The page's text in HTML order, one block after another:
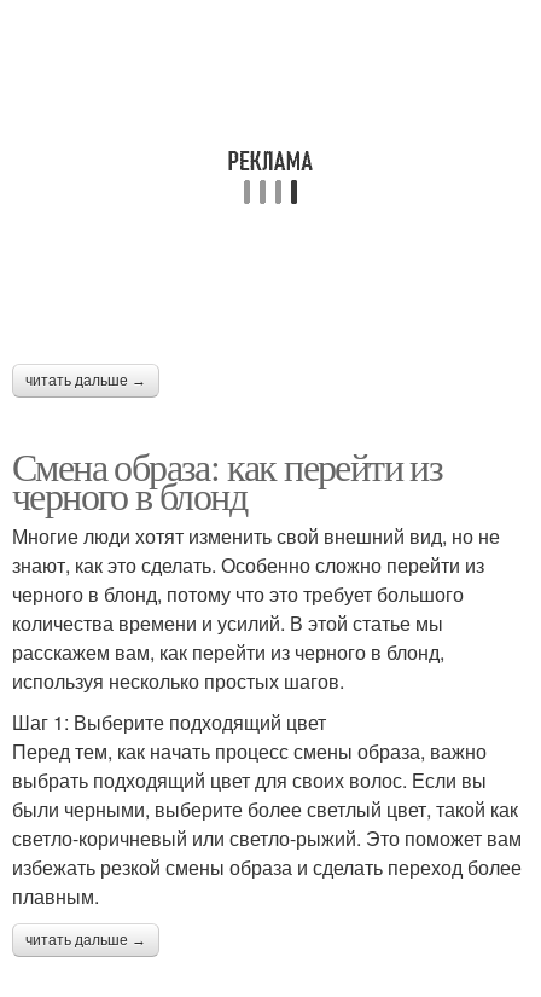
читать дальше →
Смена образа: как перейти из
черного в блонд
Многие люди хотят изменить свой внешний вид, но не
знают, как это сделать. Особенно сложно перейти из
черного в блонд, потому что это требует большого
количества времени и усилий. В этой статье мы
расскажем вам, как перейти из черного в блонд,
используя несколько простых шагов.
Шаг 1: Выберите подходящий цвет
Перед тем, как начать процесс смены образа, важно
выбрать подходящий цвет для своих волос. Если вы
были черными, выберите более светлый цвет, такой как
светло-коричневый или светло-рыжий. Это поможет вам
избежать резкой смены образа и сделать переход более
плавным.
читать дальше →